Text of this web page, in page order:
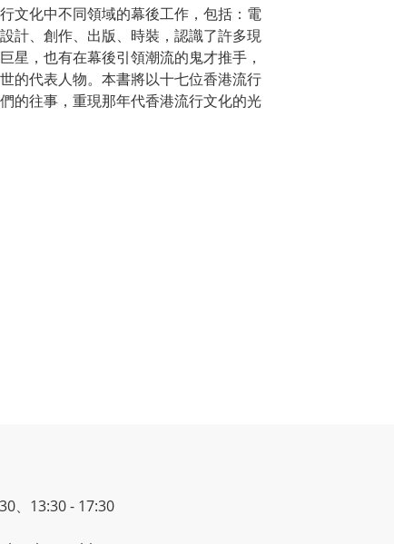
文化中不同領域的幕後工作，包括：電
計、創作、出版、時裝，認識了許多現
星，也有在幕後引領潮流的鬼才推手，
的代表人物。本書將以十七位香港流行
的往事，重現那年代香港流行文化的光
、13:30 - 17:30